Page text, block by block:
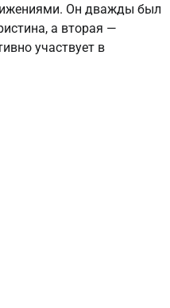
Он дважды был
а вторая —
участвует в